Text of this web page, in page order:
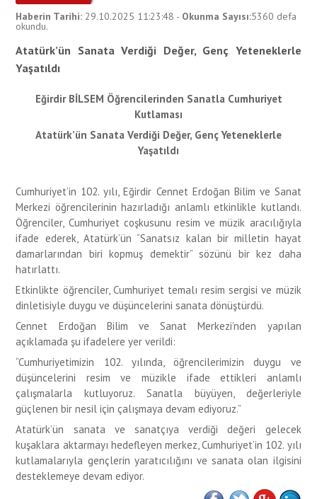
Haberin Tarihi: 29.10.2025 11:23:48 - Okunma Sayısı:5360 defa
okundu.
Atatürk’ün Sanata Verdiği Değer, Genç Yeteneklerle
Yaşatıldı
Eğirdir BİLSEM Öğrencilerinden Sanatla Cumhuriyet
Kutlaması
Atatürk’ün Sanata Verdiği Değer, Genç Yeteneklerle
Yaşatıldı
Cumhuriyet’in 102. yılı, Eğirdir Cennet Erdoğan Bilim ve Sanat
Merkezi öğrencilerinin hazırladığı anlamlı etkinlikle kutlandı.
Öğrenciler, Cumhuriyet coşkusunu resim ve müzik aracılığıyla
ifade ederek, Atatürk’ün “Sanatsız kalan bir milletin hayat
damarlarından biri kopmuş demektir” sözünü bir kez daha
hatırlattı.
Etkinlikte öğrenciler, Cumhuriyet temalı resim sergisi ve müzik
dinletisiyle duygu ve düşüncelerini sanata dönüştürdü.
Cennet Erdoğan Bilim ve Sanat Merkezi’nden yapılan
açıklamada şu ifadelere yer verildi:
“Cumhuriyetimizin 102. yılında, öğrencilerimizin duygu ve
düşüncelerini resim ve müzikle ifade ettikleri anlamlı
çalışmalarla kutluyoruz. Sanatla büyüyen, değerleriyle
güçlenen bir nesil için çalışmaya devam ediyoruz.”
Atatürk’ün sanata ve sanatçıya verdiği değeri gelecek
kuşaklara aktarmayı hedefleyen merkez, Cumhuriyet’in 102. yılı
kutlamalarıyla gençlerin yaratıcılığını ve sanata olan ilgisini
desteklemeye devam ediyor.